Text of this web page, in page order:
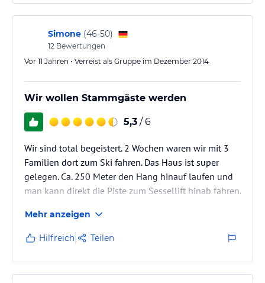
keine, wäre auch kein Platz dafür. Im Fitnessraum
steht ein Laufband sowie…
Simone (46-50)
12 Bewertungen
Vor 11 Jahren • Verreist als Gruppe im Dezember 2014
Wir wollen Stammgäste werden
5,3 / 6
Wir sind total begeistert. 2 Wochen waren wir mit 3
Familien dort zum Ski fahren. Das Haus ist super
gelegen. Ca. 250 Meter den Hang hinauf laufen und
man kann direkt die Piste zum Sessellift hinab fahren.
Chefin kocht noch alles selber und mit sehr viel
Liebe. Wir haben in keinem Hotel bisher so gut
gegessen. Die Atmosphäre ist einfach super
:-) Fam. Sch. ist absolut herzlich, alles ist sehr sauber
und man fühlt sich wie bei Freunden. Wir kommen
Mehr anzeigen
Hilfreich Teilen